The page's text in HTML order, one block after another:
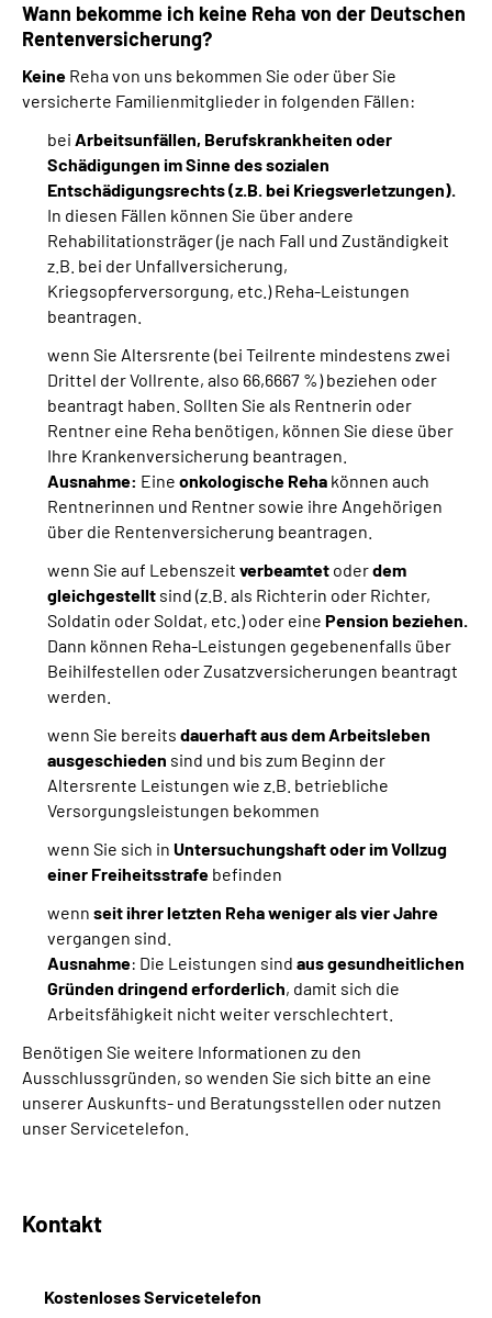
Wann bekomme ich keine Reha von der Deutschen
Rentenversicherung?
Keine Reha von uns bekommen Sie oder über Sie
versicherte Familienmitglieder in folgenden Fällen:
bei Arbeitsunfällen, Berufskrankheiten oder
Schädigungen im Sinne des sozialen
Entschädigungsrechts (z.B. bei Kriegsverletzungen).
In diesen Fällen können Sie über andere
Rehabilitationsträger (je nach Fall und Zuständigkeit
z.B. bei der Unfallversicherung,
Kriegsopferversorgung, etc.) Reha-Leistungen
beantragen.
wenn Sie Altersrente (bei Teilrente mindestens zwei
Drittel der Vollrente, also 66,6667 %) beziehen oder
beantragt haben. Sollten Sie als Rentnerin oder
Rentner eine Reha benötigen, können Sie diese über
Ihre Krankenversicherung beantragen.
Ausnahme: Eine onkologische Reha können auch
Rentnerinnen und Rentner sowie ihre Angehörigen
über die Rentenversicherung beantragen.
wenn Sie auf Lebenszeit verbeamtet oderdem
gleichgestellt sind (z.B. als Richterin oder Richter,
Soldatin oder Soldat, etc.) oder eine Pension beziehen.
Dann können Reha-Leistungen gegebenenfalls über
Beihilfestellen oder Zusatzversicherungen beantragt
werden.
wenn Sie bereits dauerhaft aus dem Arbeitsleben
ausgeschieden sind und bis zum Beginn der
Altersrente Leistungen wie z.B. betriebliche
Versorgungsleistungen bekommen
wenn Sie sich in Untersuchungshaft oder im Vollzug
einer Freiheitsstrafe befinden
wenn seit ihrer letzten Reha weniger als vier Jahre
vergangen sind.
Ausnahme: Die Leistungen sind aus gesundheitlichen
Gründen dringend erforderlich, damit sich die
Arbeitsfähigkeit nicht weiter verschlechtert.
Benötigen Sie weitere Informationen zu den
Ausschlussgründen, so wenden Sie sich bitte an eine
unserer Auskunfts- und Beratungsstellen oder nutzen
unser Servicetelefon.
Kontakt
Kostenloses Servicetelefon